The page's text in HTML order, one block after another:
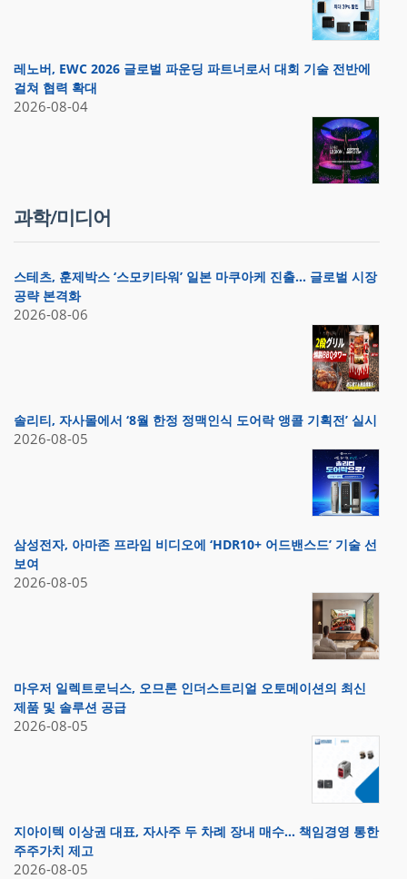
레노버, EWC 2026 글로벌 파운딩 파트너로서 대회 기술 전반에
걸쳐 협력 확대
2026-08-04
과학/미디어
스테츠, 훈제박스 ‘스모키타워’ 일본 마쿠아케 진출… 글로벌 시장
공략 본격화
2026-08-06
솔리티, 자사몰에서 ‘8월 한정 정맥인식 도어락 앵콜 기획전’ 실시
2026-08-05
삼성전자, 아마존 프라임 비디오에 ‘HDR10+ 어드밴스드’ 기술 선
보여
2026-08-05
마우저 일렉트로닉스, 오므론 인더스트리얼 오토메이션의 최신
제품 및 솔루션 공급
2026-08-05
지아이텍 이상권 대표, 자사주 두 차례 장내 매수… 책임경영 통한
주주가치 제고
2026-08-05